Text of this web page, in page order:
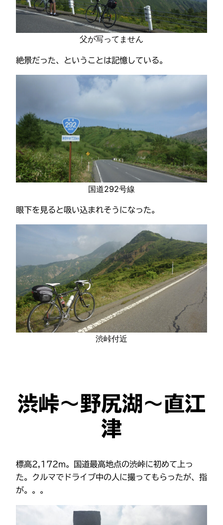
父が写ってません
絶景だった、ということは記憶している。
国道292号線
眼下を見ると吸い込まれそうになった。
渋峠付近
渋峠〜野尻湖〜直江
津
標高2,172m。国道最高地点の渋峠に初めて上っ
た。クルマでドライブ中の人に撮ってもらったが、指
が。。。